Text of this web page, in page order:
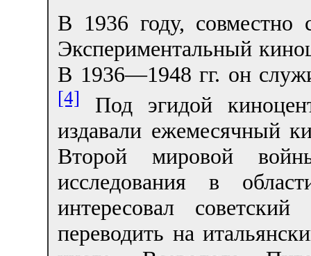
В 1936 году,
Экспериментальный
В 1936—1948 гг. он
[4]
Под эгидой
издавали ежемесячный
Второй мировой
исследования в
интересовал
переводить на